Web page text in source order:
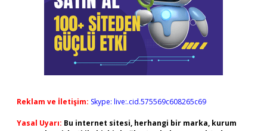
Reklam ve İletişim: Skype: live:.cid.575569c608265c69
Yasal Uyarı: Bu internet sitesi, herhangi bir marka, kurum